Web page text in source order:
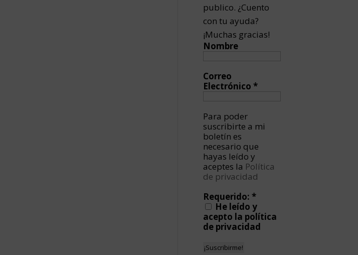
publico. ¿Cuento
con tu ayuda?
¡Muchas gracias!
Nombre
Correo
Electrónico*
Para poder
suscribirte a mi
boletín es
necesario que
hayas leído y
aceptes la Política
de privacidad
Requerido:*
He leído y
acepto la política
de privacidad